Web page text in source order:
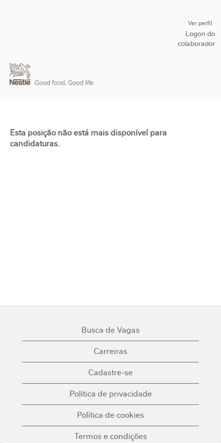
Ver perfil
Logon do
colaborador
Esta posição não está mais disponível para
candidaturas.
Busca de Vagas
Carreiras
Cadastre-se
Política de privacidade
Política de cookies
Termos e condições